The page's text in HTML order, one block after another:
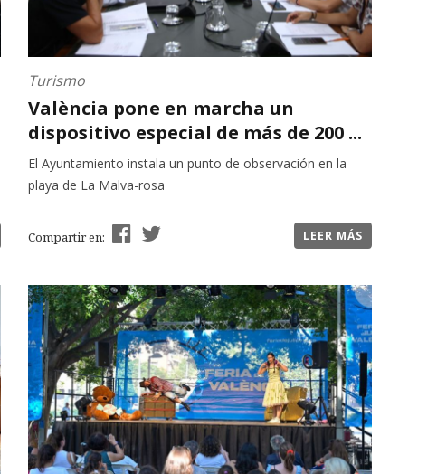
Turismo
València pone en marcha un
dispositivo especial de más de 200 ...
El Ayuntamiento instala un punto de observación en la
playa de La Malva-rosa
Compartir en: LEER MÁS